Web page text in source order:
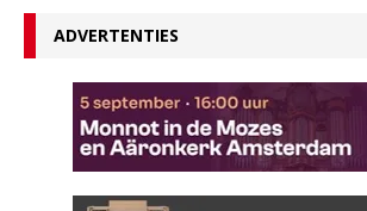
ADVERTENTIES